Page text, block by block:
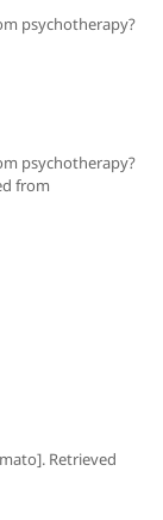
psychotherapy?
psychotherapy?
from
Retrieved